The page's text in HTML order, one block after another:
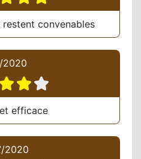
convenables
2020
efficace
2020